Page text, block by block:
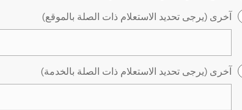
آخرى (يرجى تحديد الاستعلام ذات الصلة بالموقع)
آخرى (يرجى تحديد الاستعلام ذات الصلة بالخدمة)